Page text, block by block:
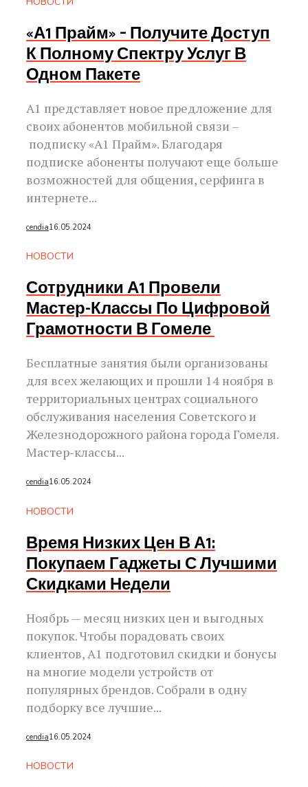
«А1 Прайм» – Получите Доступ
К Полному Спектру Услуг В
Одном Пакете
А1 представляет новое предложение для
своих абонентов мобильной связи –
подписку «А1 Прайм». Благодаря
подписке абоненты получают еще больше
возможностей для общения, серфинга в
интернете...
cendia16.05.2024
НОВОСТИ
Сотрудники А1 Провели
Мастер-Классы По Цифровой
Грамотности В Гомеле
Бесплатные занятия были организованы
для всех желающих и прошли 14 ноября в
территориальных центрах социального
обслуживания населения Советского и
Железнодорожного района города Гомеля.
Мастер-классы...
cendia16.05.2024
НОВОСТИ
Время Низких Цен В А1:
Покупаем Гаджеты С Лучшими
Скидками Недели
Ноябрь — месяц низких цен и выгодных
покупок. Чтобы порадовать своих
клиентов, А1 подготовил скидки и бонусы
на многие модели устройств от
популярных брендов. Собрали в одну
подборку все лучшие...
cendia16.05.2024
НОВОСТИ